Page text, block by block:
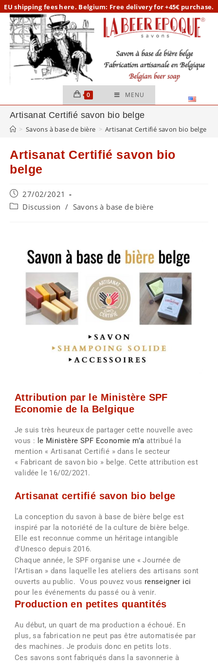
EUshipping fees here. Belgium: Free delivery for +45€ purchase.
0 MENU
Artisanat Certifié savon bio belge
> Savons à base de bière > Artisanat Certifié savon bio belge
Artisanat Certifié savon bio
belge
27/02/2021
Discussion / Savons à base de bière
Attribution par le Ministère SPF
Economie de la Belgique
Je suis très heureux de partager cette nouvelle avec
vous : le Ministère SPF Economie m’a attribué la
mention « Artisanat Certifié » dans le secteur
« Fabricant de savon bio » belge. Cette attribution est
validée le 16/02/2021.
Artisanat certifié savon bio belge
La conception du savon à base de bière belge est
inspiré par la notoriété de la culture de bière belge.
Elle est reconnue comme un héritage intangible
d’Unesco depuis 2016.
Chaque année, le SPF organise une « Journée de
l’Artisan » dans laquelle les ateliers des artisans sont
ouverts au public. Vous pouvez vous renseigner ici
pour les événements du passé ou à venir.
Production en petites quantités
Au début, un quart de ma production a échoué. En
plus, sa fabrication ne peut pas être automatisée par
des machines. Je produis donc en petits lots.
Ces savons sont fabriqués dans la savonnerie à